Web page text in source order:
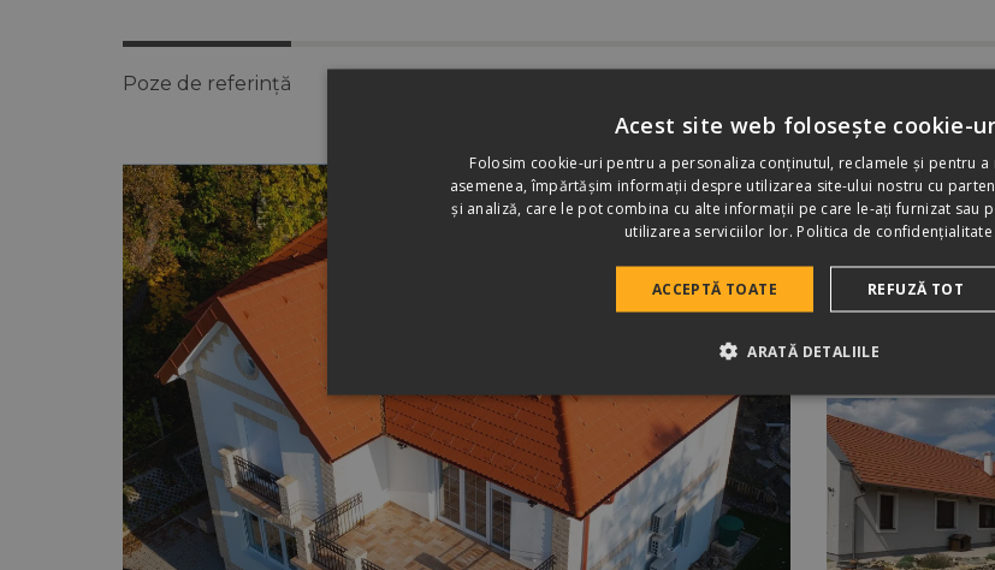
Poze de referință
de
referință
Acest site web folosește cookie-
Folosim cookie-uri pentru a personaliza conținutul, reclamele și pentru a
asemenea, împărtășim informații despre utilizarea site-ului nostru cu
și analiză, care le pot combina cu alte informații pe care le-ați furnizat sau
utilizarea serviciilor lor. Politica de confidențialitate
ACCEPTĂ TOATE REFUZĂ TOT
ARATĂ DETALIILE